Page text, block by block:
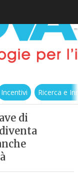
Incentivi Ricerca e
di